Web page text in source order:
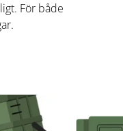
För både